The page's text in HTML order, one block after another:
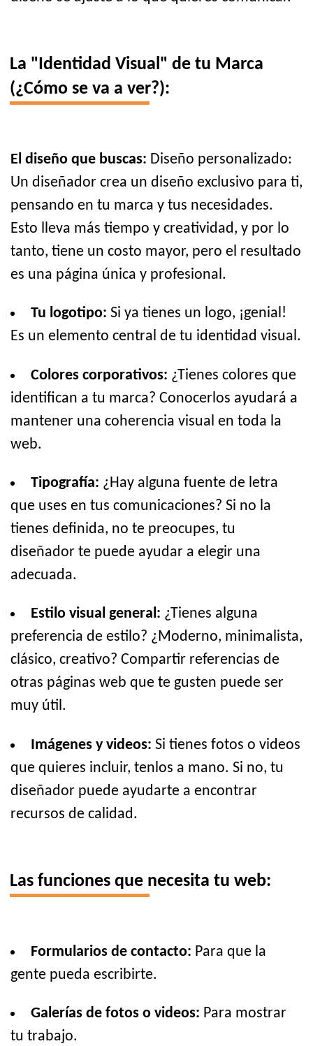
La "Identidad Visual" de tu Marca
(¿Cómo se va a ver?):
El diseño que buscas: Diseño personalizado:
Un diseñador crea un diseño exclusivo para ti,
pensando en tu marca y tus necesidades.
Esto lleva más tiempo y creatividad, y por lo
tanto, tiene un costo mayor, pero el resultado
es una página única y profesional.
Tu logotipo: Si ya tienes un logo, ¡genial!
Es un elemento central de tu identidad visual.
Colores corporativos: ¿Tienes colores que
identifican a tu marca? Conocerlos ayudará a
mantener una coherencia visual en toda la
web.
Tipografía: ¿Hay alguna fuente de letra
que uses en tus comunicaciones? Si no la
tienes definida, no te preocupes, tu
diseñador te puede ayudar a elegir una
adecuada.
Estilo visual general: ¿Tienes alguna
preferencia de estilo? ¿Moderno, minimalista,
clásico, creativo? Compartir referencias de
otras páginas web que te gusten puede ser
muy útil.
Imágenes y videos: Si tienes fotos o videos
que quieres incluir, tenlos a mano. Si no, tu
diseñador puede ayudarte a encontrar
recursos de calidad.
Las funciones que necesita tu web:
Formularios de contacto: Para que la
gente pueda escribirte.
Galerías de fotos o videos: Para mostrar
tu trabajo.